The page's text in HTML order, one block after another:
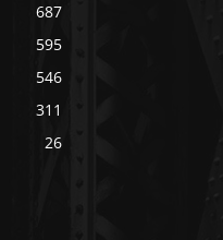
687
595
546
311
26